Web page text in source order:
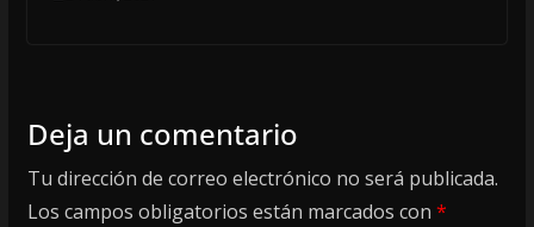
Deja un comentario
Tu dirección de correo electrónico no será publicada.
Los campos obligatorios están marcados con *